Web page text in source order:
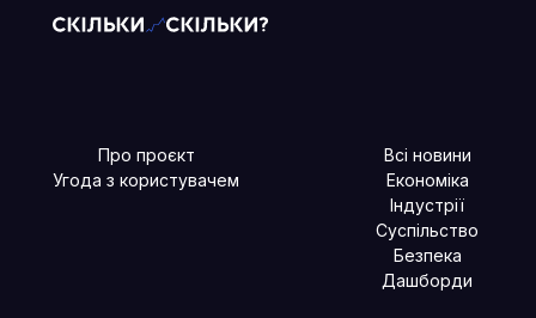
Про проєкт
Угода з користувачем
Всі новини
Економіка
Індустрії
Суспільство
Безпека
Дашборди